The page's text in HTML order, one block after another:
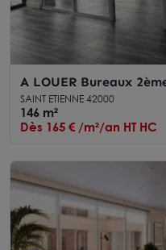
A LOUER Bureaux
CHATEAUCREUX
SAINT ETIENNE 42000
146 m²
Dès 165 € /m²/an HT HC